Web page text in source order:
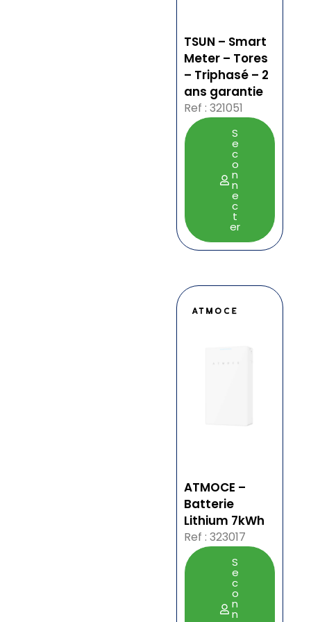
TSUN – Smart
Meter – Tores
– Triphasé – 2
ans garantie
Ref : 321051
S
e
c
o
n
n
e
c
t
er
ATMOCE –
Batterie
Lithium 7kWh
Ref : 323017
S
e
c
o
n
n